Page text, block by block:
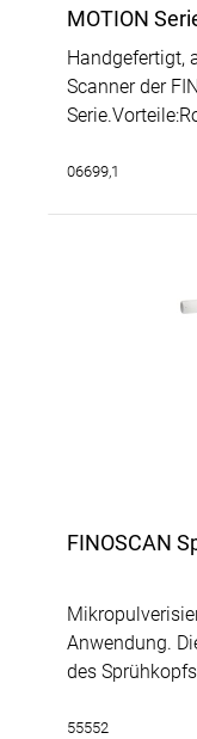
MOTION
Handgefertigt,
Scanner der
06699,1
FINOSCAN
Anwendung.
des
homogenen
scannenden
55552